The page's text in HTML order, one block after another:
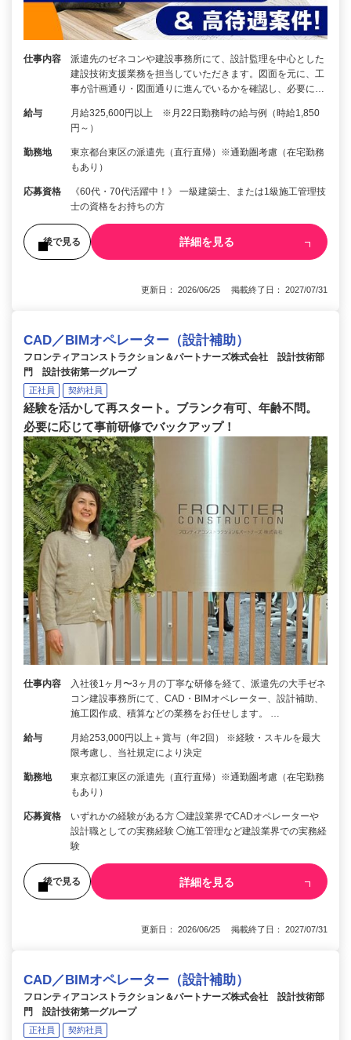
仕事内容
派遣先のゼネコンや建設事務所にて、設計監理を中心とした
建設技術支援業務を担当していただきます。図面を元に、工
事が計画通り・図面通りに進んでいるかを確認し、必要に…
給与
月給325,600円以上 ※月22日勤務時の給与例（時給1,850
円～）
勤務地
東京都台東区の派遣先（直行直帰）※通勤圏考慮（在宅勤務
もあり）
応募資格
《60代・70代活躍中！》 一級建築士、または1級施工管理技
士の資格をお持ちの方
後で見る 詳細を見る
更新日： 2026/06/25 掲載終了日： 2027/07/31
CAD／BIMオペレーター（設計補助）
フロンティアコンストラクション＆パートナーズ株式会社 設計技術部
門 設計技術第一グループ
正社員 契約社員
経験を活かして再スタート。ブランク有可、年齢不問。
必要に応じて事前研修でバックアップ！
仕事内容
入社後1ヶ月〜3ヶ月の丁寧な研修を経て、派遣先の大手ゼネ
コン建設事務所にて、CAD・BIMオペレーター、設計補助、
施工図作成、積算などの業務をお任せします。 …
給与
月給253,000円以上＋賞与（年2回） ※経験・スキルを最大
限考慮し、当社規定により決定
勤務地
東京都江東区の派遣先（直行直帰）※通勤圏考慮（在宅勤務
もあり）
応募資格
いずれかの経験がある方 ◯建設業界でCADオペレーターや
設計職としての実務経験 ◯施工管理など建設業界での実務経
験
後で見る 詳細を見る
更新日： 2026/06/25 掲載終了日： 2027/07/31
CAD／BIMオペレーター（設計補助）
フロンティアコンストラクション＆パートナーズ株式会社 設計技術部
門 設計技術第一グループ
正社員 契約社員